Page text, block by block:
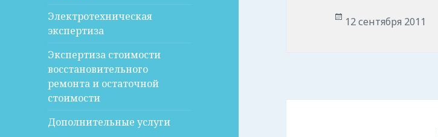
Электротехническая
экспертиза
Экспертиза стоимости
восстановительного
ремонта и остаточной
стоимости
Дополнительные услуги
Опубликовано
12 сентября 2011